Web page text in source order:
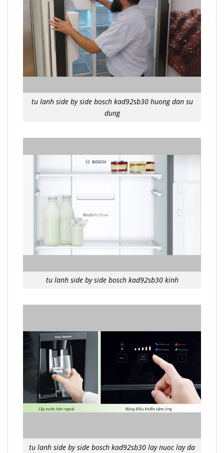
tu lanh side by side bosch kad92sb30 huong dan su
dung
tu lanh side by side bosch kad92sb30 kinh
tu lanh side by side bosch kad92sb30 lay nuoc lay da